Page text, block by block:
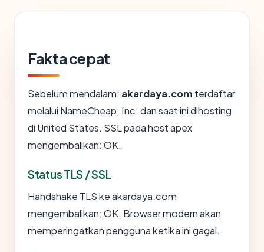
Fakta cepat
Sebelum mendalam: akardaya.com terdaftar
melalui NameCheap, Inc. dan saat ini dihosting
di United States. SSL pada host apex
mengembalikan: OK.
Status TLS / SSL
Handshake TLS ke akardaya.com
mengembalikan: OK. Browser modern akan
memperingatkan pengguna ketika ini gagal.